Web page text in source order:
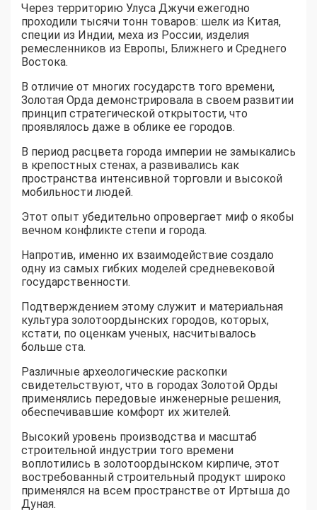
Через территорию Улуса Джучи ежегодно
проходили тысячи тонн товаров: шелк из Китая,
специи из Индии, меха из России, изделия
ремесленников из Европы, Ближнего и Среднего
Востока.
В отличие от многих государств того времени,
Золотая Орда демонстрировала в своем развитии
принцип стратегической открытости, что
проявлялось даже в облике ее городов.
В период расцвета города империи не замыкались
в крепостных стенах, а развивались как
пространства интенсивной торговли и высокой
мобильности людей.
Этот опыт убедительно опровергает миф о якобы
вечном конфликте степи и города.
Напротив, именно их взаимодействие создало
одну из самых гибких моделей средневековой
государственности.
Подтверждением этому служит и материальная
культура золотоордынских городов, которых,
кстати, по оценкам ученых, насчитывалось
больше ста.
Различные археологические раскопки
свидетельствуют, что в городах Золотой Орды
применялись передовые инженерные решения,
обеспечивавшие комфорт их жителей.
Высокий уровень производства и масштаб
строительной индустрии того времени
воплотились в золотоордынском кирпиче, этот
востребованный строительный продукт широко
применялся на всем пространстве от Иртыша до
Дуная.